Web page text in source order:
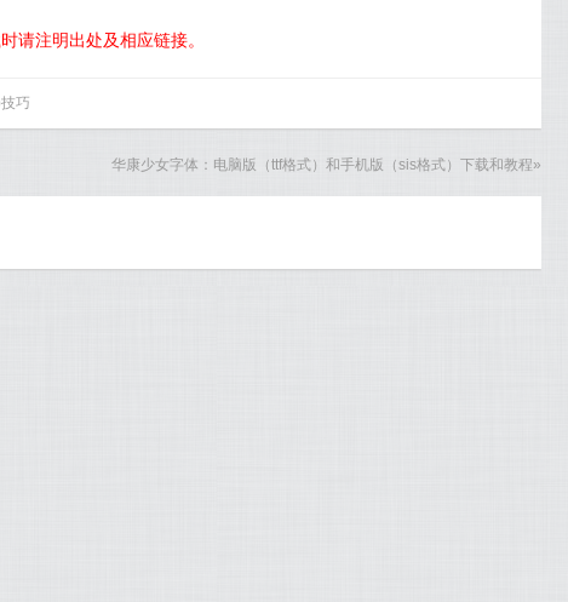
请注明出处及相应链接。
巧
华康少女字体：电脑版（ttf格式）和手机版（sis格式）下载和教程»